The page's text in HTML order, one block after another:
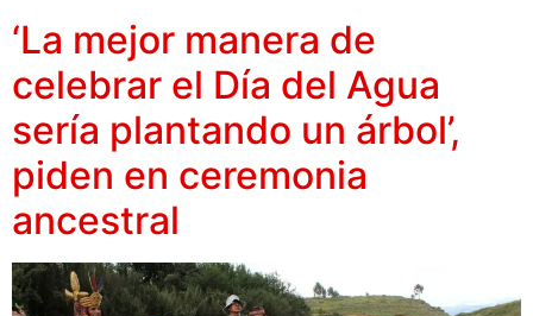
‘La mejor manera de
celebrar el Día del Agua
sería plantando un árbol’,
piden en ceremonia
ancestral